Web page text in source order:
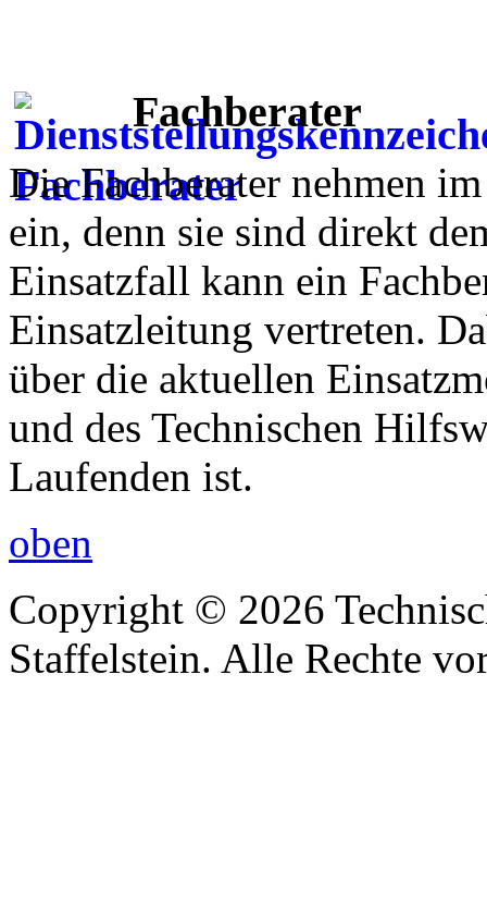
Fachberater
Die Fachberater nehmen
ein, denn sie sind direkt
Einsatzfall kann ein
Einsatzleitung vertreten.
über die aktuellen
und des Technischen
Laufenden ist.
oben
Copyright © 2026
Staffelstein. Alle Rechte